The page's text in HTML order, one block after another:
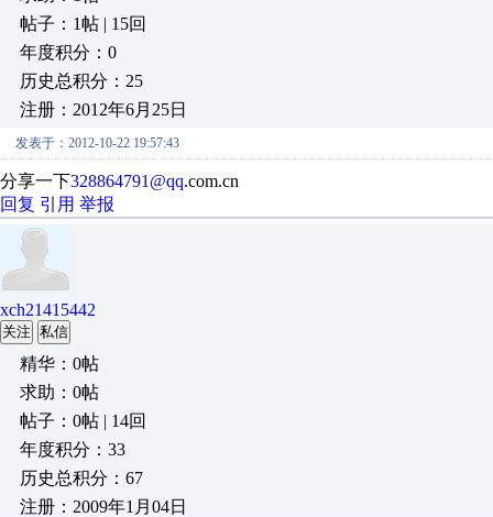
帖子：1帖 | 15回
年度积分：0
历史总积分：25
注册：2012年6月25日
发表于：2012-10-22 19:57:43
分享一下328864791@qq.com.cn
回复 引用 举报
xch21415442
关注 私信
精华：0帖
求助：0帖
帖子：0帖 | 14回
年度积分：33
历史总积分：67
注册：2009年1月04日